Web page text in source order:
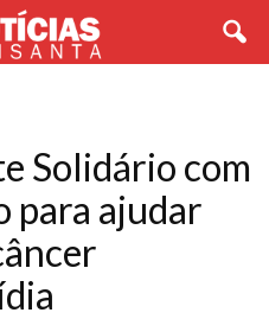
Solidário com
para ajudar